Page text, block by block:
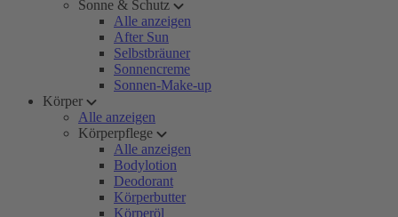
Sonne & Schutz
Alle anzeigen
After Sun
Selbstbräuner
Sonnencreme
Sonnen-Make-up
Körper
Alle anzeigen
Körperpflege
Alle anzeigen
Bodylotion
Deodorant
Körperbutter
Körperöl